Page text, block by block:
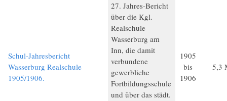
Schul-Jahresbericht
Wasserburg Realschule
1905/1906.
27. Jahres-Bericht
über die Kgl.
Realschule
Wasserburg am
Inn, die damit
verbundene
gewerbliche
Fortbildungsschule
und über das städt.
1905
bis
1906
5,3